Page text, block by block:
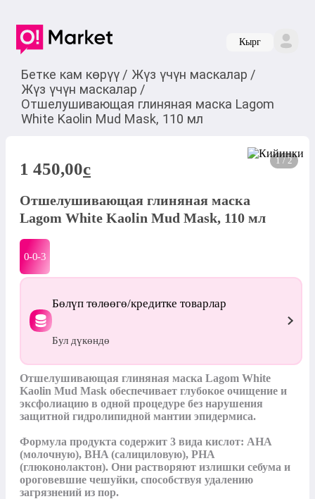
Кырг
Бетке кам көрүү / Жүз үчүн маскалар /
Жүз үчүн маскалар /
Отшелушивающая глиняная маска Lagom
White Kaolin Mud Mask, 110 мл
1 / 2
1 450,00c
Отшелушивающая глиняная маска
Lagom White Kaolin Mud Mask, 110 мл
0-0-3
Бөлүп төлөөгө/кредитке товарлар
Бул дүкөндө
Отшелушивающая глиняная маска Lagom White
Kaolin Mud Mask обеспечивает глубокое очищение и
эксфолиацию в одной процедуре без нарушения
защитной гидролипидной мантии эпидермиса.
Формула продукта содержит 3 вида кислот: AHA
(молочную), BHA (салициловую), PHA
(глюконолактон). Они растворяют излишки себума и
ороговевшие чешуйки, способствуя удалению
загрязнений из пор.